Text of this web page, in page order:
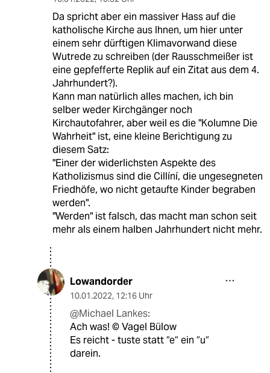
Da spricht aber ein massiver Hass auf die
katholische Kirche aus Ihnen, um hier unter
einem sehr dürftigen Klimavorwand diese
Wutrede zu schreiben (der Rausschmeißer ist
eine gepfefferte Replik auf ein Zitat aus dem 4.
Jahrhundert?).
Kann man natürlich alles machen, ich bin
selber weder Kirchgänger noch
Kirchautofahrer, aber weil es die "Kolumne Die
Wahrheit" ist, eine kleine Berichtigung zu
diesem Satz:
"Einer der widerlichsten Aspekte des
Katholizismus sind die Cillíní, die ungesegneten
Friedhöfe, wo nicht getaufte Kinder begraben
werden".
"Werden" ist falsch, das macht man schon seit
mehr als einem halben Jahrhundert nicht mehr.
Lowandorder
10.01.2022, 12:16 Uhr
@Michael Lankes:
Ach was! © Vagel Bülow
Es reicht - tuste statt “e“ ein “u“
darein.